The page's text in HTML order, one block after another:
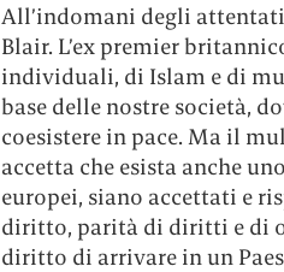
All’indomani degli
Blair. L’ex premier
individuali, di Islam e di
base delle nostre società,
coesistere in pace. Ma il
accetta che esista anche
europei, siano accettati e
diritto, parità di diritti e di
diritto di arrivare in un